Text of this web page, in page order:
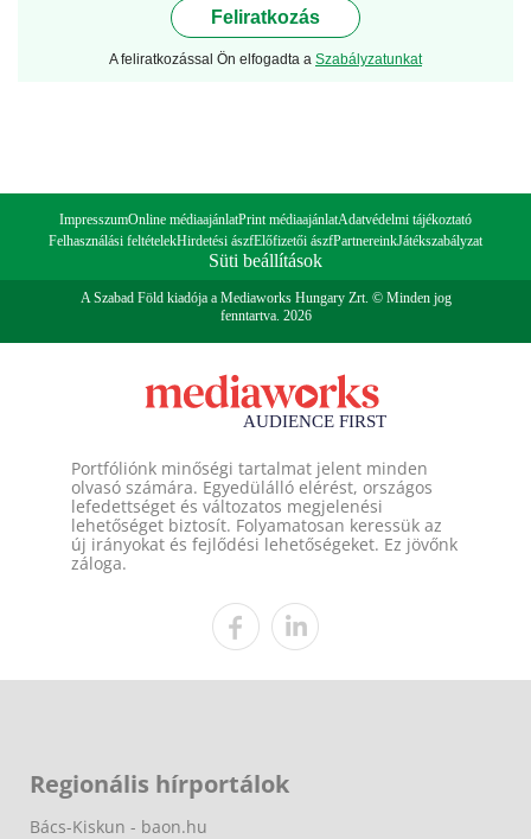
Feliratkozás
A feliratkozással Ön elfogadta a Szabályzatunkat
ImpresszumOnline médiaajánlatPrint médiaajánlatAdatvédelmi tájékoztató
Felhasználási feltételekHirdetési ászfElőfizetői ászfPartnereinkJátékszabályzat
Süti beállítások
A Szabad Föld kiadója a Mediaworks Hungary Zrt. © Minden jog
fenntartva. 2026
Portfóliónk minőségi tartalmat jelent minden
olvasó számára. Egyedülálló elérést, országos
lefedettséget és változatos megjelenési
lehetőséget biztosít. Folyamatosan keressük az
új irányokat és fejlődési lehetőségeket. Ez jövőnk
záloga.
Regionális hírportálok
Bács-Kiskun - baon.hu